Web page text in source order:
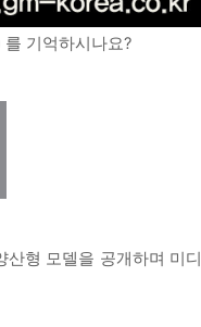
기억하시나요?
형 모델을 공개하며 미디